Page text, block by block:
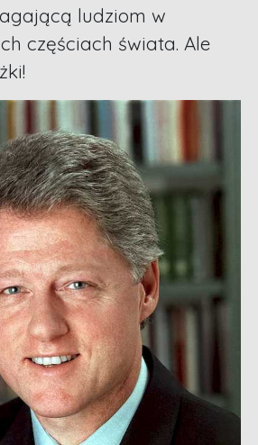
ludziom w
częściach świata. Ale